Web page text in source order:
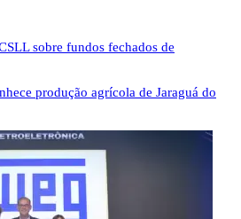
sobre fundos fechados de
produção agrícola de Jaraguá do